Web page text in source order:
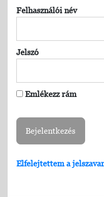
Felhasználói név
Jelszó
Emlékezz rám
Elfelejtettem a